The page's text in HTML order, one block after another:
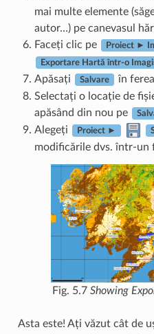
mai multe elemente
autor…) pe canevasul
Faceți clic pe
Proiect ►
Exportare Hartă într-o
Apăsați Salvare
în
Selectați o locație de
apăsând din nou pe
Alegeți
Proiect ►
modificările dvs. într-un
Fig. 5.7 Showing
Asta este! Ați văzut cât de